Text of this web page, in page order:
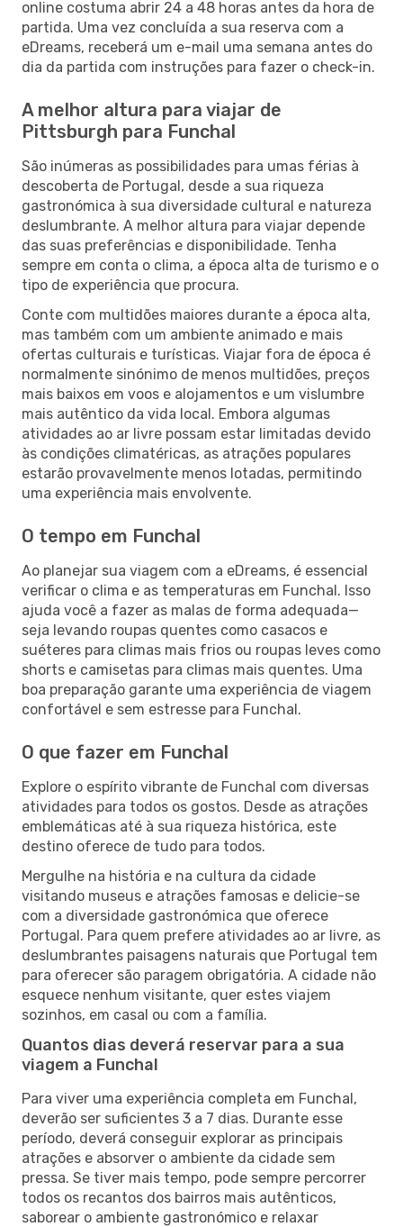
online costuma abrir 24 a 48 horas antes da hora de
partida. Uma vez concluída a sua reserva com a
eDreams, receberá um e-mail uma semana antes do
dia da partida com instruções para fazer o check-in.
A melhor altura para viajar de
Pittsburgh para Funchal
São inúmeras as possibilidades para umas férias à
descoberta de Portugal, desde a sua riqueza
gastronómica à sua diversidade cultural e natureza
deslumbrante. A melhor altura para viajar depende
das suas preferências e disponibilidade. Tenha
sempre em conta o clima, a época alta de turismo e o
tipo de experiência que procura.
Conte com multidões maiores durante a época alta,
mas também com um ambiente animado e mais
ofertas culturais e turísticas. Viajar fora de época é
normalmente sinónimo de menos multidões, preços
mais baixos em voos e alojamentos e um vislumbre
mais autêntico da vida local. Embora algumas
atividades ao ar livre possam estar limitadas devido
às condições climatéricas, as atrações populares
estarão provavelmente menos lotadas, permitindo
uma experiência mais envolvente.
O tempo em Funchal
Ao planejar sua viagem com a eDreams, é essencial
verificar o clima e as temperaturas em Funchal. Isso
ajuda você a fazer as malas de forma adequada—
seja levando roupas quentes como casacos e
suéteres para climas mais frios ou roupas leves como
shorts e camisetas para climas mais quentes. Uma
boa preparação garante uma experiência de viagem
confortável e sem estresse para Funchal.
O que fazer em Funchal
Explore o espírito vibrante de Funchal com diversas
atividades para todos os gostos. Desde as atrações
emblemáticas até à sua riqueza histórica, este
destino oferece de tudo para todos.
Mergulhe na história e na cultura da cidade
visitando museus e atrações famosas e delicie-se
com a diversidade gastronómica que oferece
Portugal. Para quem prefere atividades ao ar livre, as
deslumbrantes paisagens naturais que Portugal tem
para oferecer são paragem obrigatória. A cidade não
esquece nenhum visitante, quer estes viajem
sozinhos, em casal ou com a família.
Quantos dias deverá reservar para a sua
viagem a Funchal
Para viver uma experiência completa em Funchal,
deverão ser suficientes 3 a 7 dias. Durante esse
período, deverá conseguir explorar as principais
atrações e absorver o ambiente da cidade sem
pressa. Se tiver mais tempo, pode sempre percorrer
todos os recantos dos bairros mais autênticos,
saborear o ambiente gastronómico e relaxar